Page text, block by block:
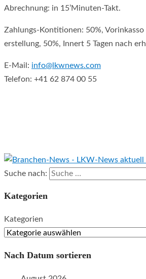
Abrechnung: in 15’Minuten-Takt.
Zahlungs-Kontitionen: 50%,
erstellung, 50%, Innert 5 Tagen nach
E-Mail: info@lkwnews.com
Telefon: +41 62 874 00 55
Suche nach:
Kategorien
Kategorien
Nach Datum sortieren